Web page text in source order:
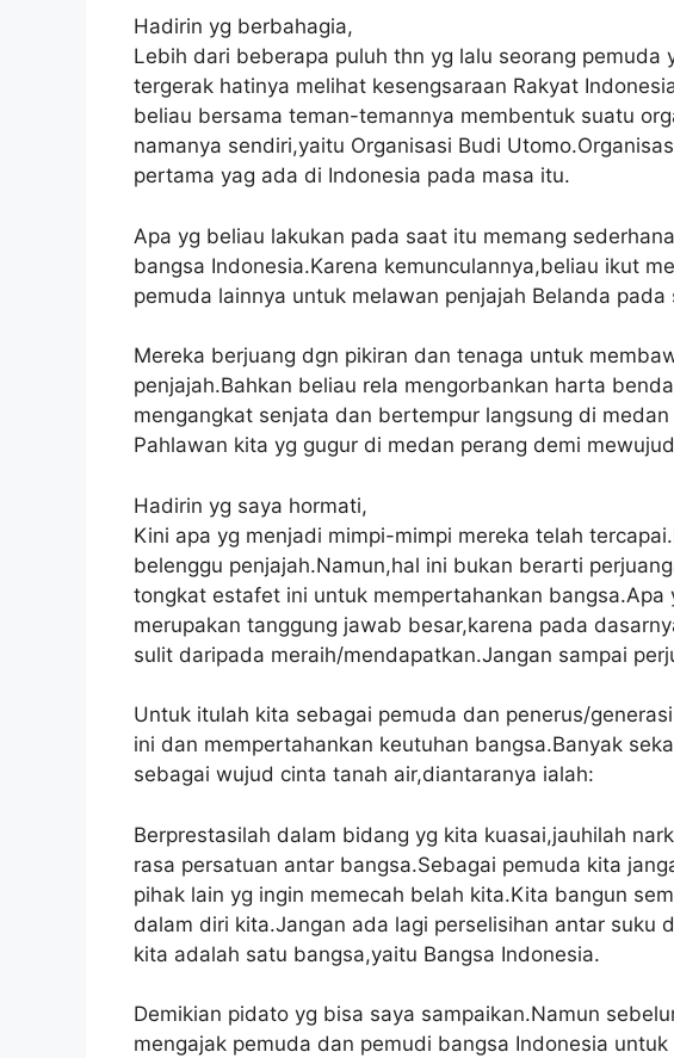
Hadirin yg berbahagia,
Lebih dari beberapa puluh thn yg lalu seorang pemuda
tergerak hatinya melihat kesengsaraan Rakyat
beliau bersama teman-temannya membentuk suatu
namanya sendiri,yaitu Organisasi Budi
pertama yag ada di Indonesia pada masa itu.
Apa yg beliau lakukan pada saat itu memang
bangsa Indonesia.Karena kemunculannya,beliau ikut
pemuda lainnya untuk melawan penjajah Belanda pada
Mereka berjuang dgn pikiran dan tenaga untuk
penjajah.Bahkan beliau rela mengorbankan harta
mengangkat senjata dan bertempur langsung di
Pahlawan kita yg gugur di medan perang demi
Hadirin yg saya hormati,
Kini apa yg menjadi mimpi-mimpi mereka telah
belenggu penjajah.Namun,hal ini bukan berarti
tongkat estafet ini untuk mempertahankan bangsa.Apa
merupakan tanggung jawab besar,karena pada
sulit daripada meraih/mendapatkan.Jangan sampai
Untuk itulah kita sebagai pemuda dan penerus/
ini dan mempertahankan keutuhan bangsa.Banyak
sebagai wujud cinta tanah air,diantaranya ialah:
Berprestasilah dalam bidang yg kita kuasai,jauhilah
rasa persatuan antar bangsa.Sebagai pemuda kita
pihak lain yg ingin memecah belah kita.Kita bangun
dalam diri kita.Jangan ada lagi perselisihan antar suku
kita adalah satu bangsa,yaitu Bangsa Indonesia.
Demikian pidato yg bisa saya sampaikan.Namun
mengajak pemuda dan pemudi bangsa Indonesia